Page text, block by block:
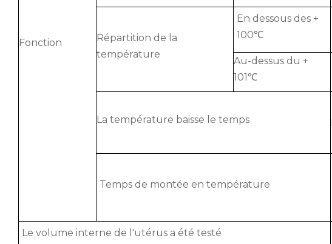
Fonction
Répartition de la
température
En dessous des +
100℃
Au-dessus du +
101℃
La température baisse le temps
Temps de montée en température
Le volume interne de l'utérus a été testé